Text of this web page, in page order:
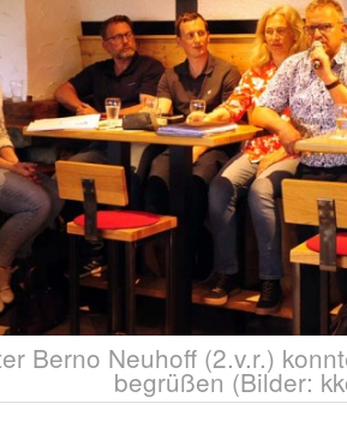
Berno Neuhoff (2.v.r.)
begrüßen (Bilder: